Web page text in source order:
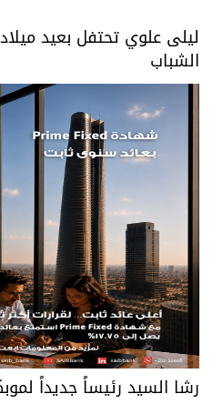
ليلى علوي تحتفل بعيد
الشباب
رشا السيد رئيساً جديداً